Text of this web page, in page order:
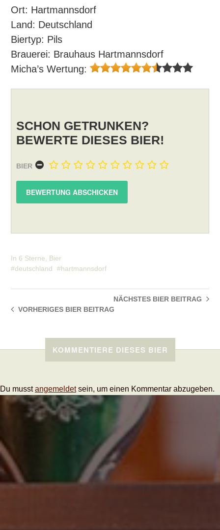
Ort: Hartmannsdorf
Land: Deutschland
Biertyp: Pils
Brauerei: Brauhaus Hartmannsdorf
Micha’s Wertung:
SCHON GETRUNKEN?
BEWERTE DIESES BIER!
BIER
In 6 Sterne
Bier
deutschland
hartmannsdorf
NÄCHSTES BIERBEITRAG
VORHERIGES BIER BEITRAG
KOMMENTIERE DIESES BIER
Du musstangemeldetsein, um einen Kommentar abzugeben.